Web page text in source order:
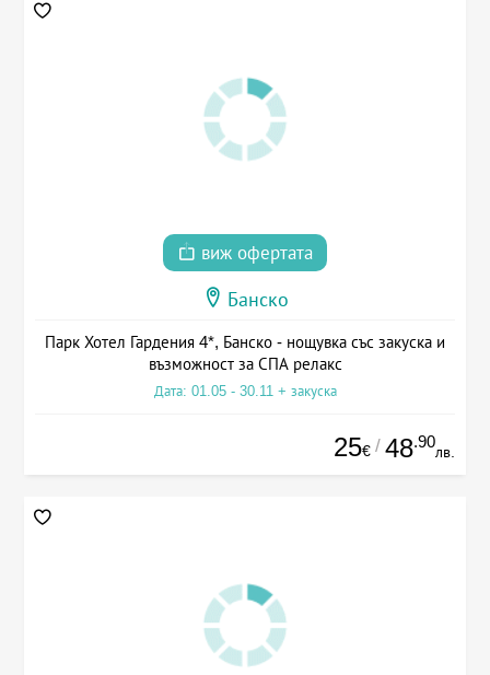
виж офертата
Банско
Парк Хотел Гардения 4*, Банско - нощувка със закуска и
възможност за СПА релакс
Дата: 01.05 - 30.11 + закуска
25€ / 48.90
лв.